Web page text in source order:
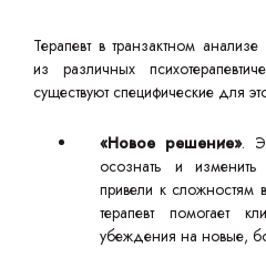
Терапевт в транзактном
из различных
существуют специфические для
«Новое решение».
осознать и
привели к
терапевт помогает
убеждения на новые,